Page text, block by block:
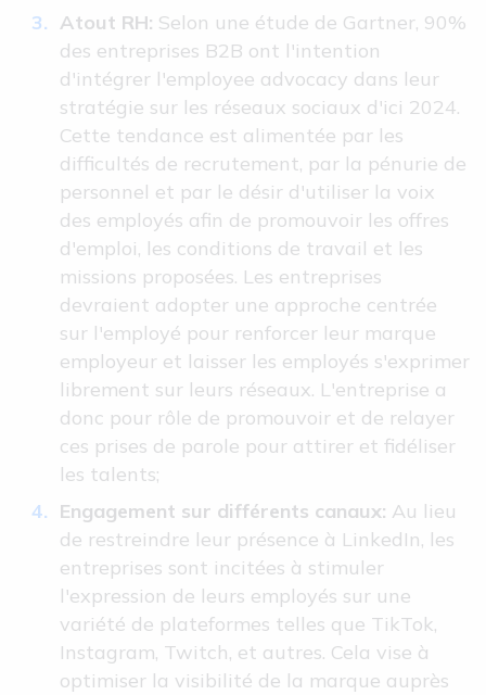
Atout RH: Selon une étude de Gartner, 90%
des entreprises B2B ont l'intention
d'intégrer l'employee advocacy dans leur
stratégie sur les réseaux sociaux d'ici 2024.
Cette tendance est alimentée par les
difficultés de recrutement, par la pénurie de
personnel et par le désir d'utiliser la voix
des employés afin de promouvoir les offres
d'emploi, les conditions de travail et les
missions proposées. Les entreprises
devraient adopter une approche centrée
sur l'employé pour renforcer leur marque
employeur et laisser les employés s'exprimer
librement sur leurs réseaux. L'entreprise a
donc pour rôle de promouvoir et de relayer
ces prises de parole pour attirer et fidéliser
les talents;
Engagement sur différents canaux: Au lieu
de restreindre leur présence à LinkedIn, les
entreprises sont incitées à stimuler
l'expression de leurs employés sur une
variété de plateformes telles que TikTok,
Instagram, Twitch, et autres. Cela vise à
optimiser la visibilité de la marque auprès